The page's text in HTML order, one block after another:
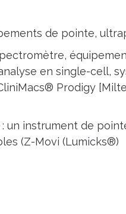
de pointe,
en single-cell,
Prodigy
un instrument de
(Z-Movi (Lumicks®)